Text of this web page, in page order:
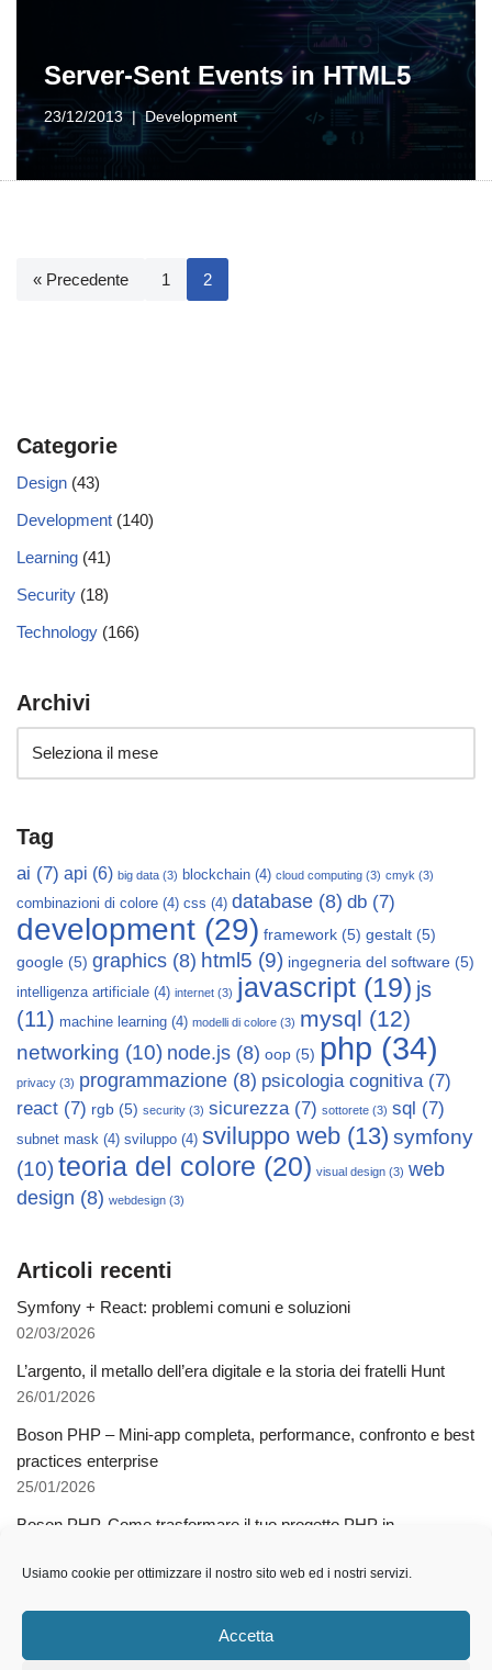
Usiamo cookie per ottimizzare il nostro sito web ed i nostri servizi.
Accetta
Server-Sent Events in HTML5
23/12/2013 Development
« Precedente 1 2
Categorie
Design (43)
Development (140)
Learning (41)
Security (18)
Technology (166)
Archivi
Tag
ai (7) api (6) big data (3) blockchain (4) cloud computing (3) cmyk (3)
combinazioni di colore (4) css (4) database (8) db (7)
development (29) framework (5) gestalt (5)
google (5) graphics (8) html5 (9) ingegneria del software (5)
intelligenza artificiale (4) internet (3) javascript (19) js
(11) machine learning (4) modelli di colore (3) mysql (12)
networking (10) node.js (8) oop (5) php (34)
privacy (3) programmazione (8) psicologia cognitiva(7)
react (7) rgb (5) security (3) sicurezza(7) sottorete (3) sql (7)
subnet mask (4) sviluppo (4) sviluppo web (13) symfony
(10)teoria del colore (20) visual design (3) web
design (8) webdesign (3)
Articoli recenti
Symfony + React: problemi comuni e soluzioni
02/03/2026
L’argento, il metallo dell’era digitale e la storia dei fratelli Hunt
26/01/2026
Boson PHP – Mini-app completa, performance, confronto e best
practices enterprise
25/01/2026
Boson PHP. Come trasformare il tuo progetto PHP in
03/12/2025
Come l’AI libera dalla schiavitù della specializzazione